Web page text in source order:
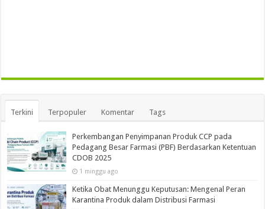
Terkini Terpopuler Komentar Tags
Perkembangan Penyimpanan Produk CCP pada
Pedagang Besar Farmasi (PBF) Berdasarkan Ketentuan
CDOB 2025
1 minggu ago
Ketika Obat Menunggu Keputusan: Mengenal Peran
Karantina Produk dalam Distribusi Farmasi